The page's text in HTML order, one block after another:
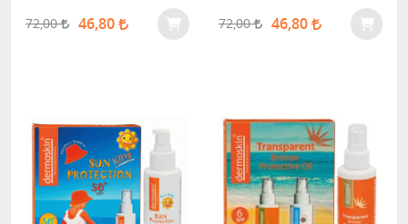
72,00 46,80 72,00 46,80